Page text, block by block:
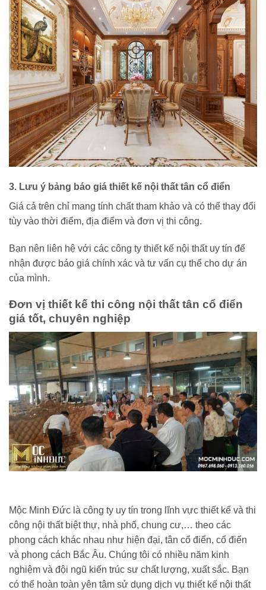
3. Lưu ý bảng báo giá thiết kế nội thất tân cổ điển
Giá cả trên chỉ mang tính chất tham khảo và có thể thay đổi
tùy vào thời điểm, địa điểm và đơn vị thi công.
Bạn nên liên hệ với các công ty thiết kế nội thất uy tín để
nhận được báo giá chính xác và tư vấn cụ thể cho dự án
của mình.
Đơn vị thiết kế thi công nội thất tân cổ điển
giá tốt, chuyên nghiệp
Mộc Minh Đức là công ty uy tín trong lĩnh vực thiết kế và thi
công nội thất biệt thự, nhà phố, chung cư,… theo các
phong cách khác nhau như hiện đại, tân cổ điển, cổ điển
và phong cách Bắc Âu. Chúng tôi có nhiều năm kinh
nghiệm và đội ngũ kiến trúc sư chất lượng, xuất sắc. Bạn
có thể hoàn toàn yên tâm sử dụng dịch vụ thiết kế nội thất